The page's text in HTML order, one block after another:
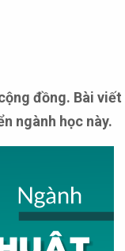
đồng. Bài
ngành học này.